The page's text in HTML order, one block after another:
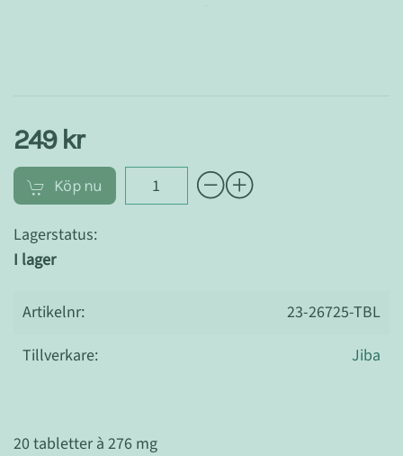
249 kr
Köp nu
Lagerstatus:
I lager
Artikelnr:
23-26725-TBL
Tillverkare:
Jiba
20 tabletter à 276 mg